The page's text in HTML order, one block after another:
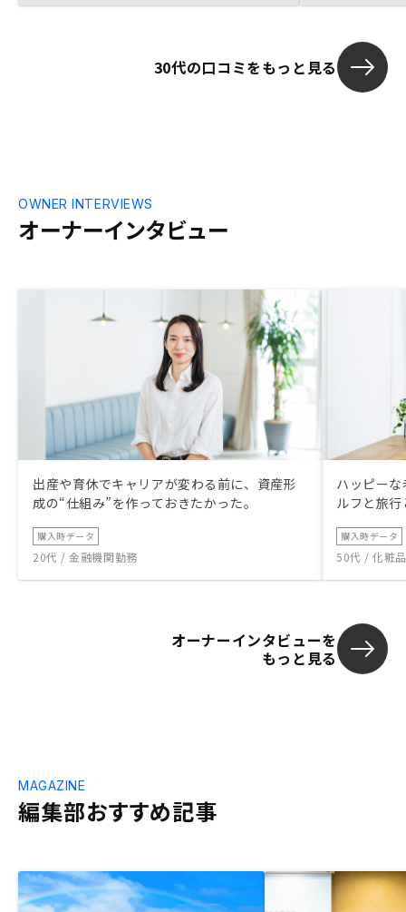
30代の口コミをもっと見る
オーナーインタビュー
OWNER INTERVIEWS
出産や育休でキャリアが変わる前に、資産形
成の“仕組み”を作っておきたかった。
購入時データ
20代 / 金融機関勤務
ハッピー
ルフと旅
購入時データ
50代 / 化粧
オーナーインタビューを
もっと見る
編集部おすすめ記事
MAGAZINE